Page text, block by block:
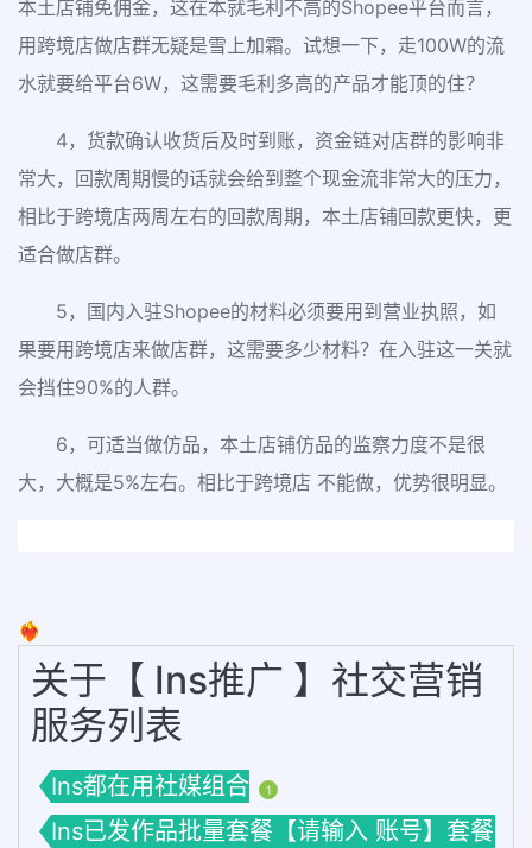
本土店铺免佣金，这在本就毛利不高的Shopee平台而言，
用跨境店做店群无疑是雪上加霜。试想一下，走100W的流
水就要给平台6W，这需要毛利多高的产品才能顶的住？
4，货款确认收货后及时到账，资金链对店群的影响非
常大，回款周期慢的话就会给到整个现金流非常大的压力，
相比于跨境店两周左右的回款周期，本土店铺回款更快，更
适合做店群。
5，国内入驻Shopee的材料必须要用到营业执照，如
果要用跨境店来做店群，这需要多少材料？在入驻这一关就
会挡住90%的人群。
6，可适当做仿品，本土店铺仿品的监察力度不是很
大，大概是5%左右。相比于跨境店 不能做，优势很明显。
❤️‍🔥
关于【 Ins推广 】社交营销
服务列表
Ins都在用社媒组合 1
Ins已发作品批量套餐【请输入 账号】套餐